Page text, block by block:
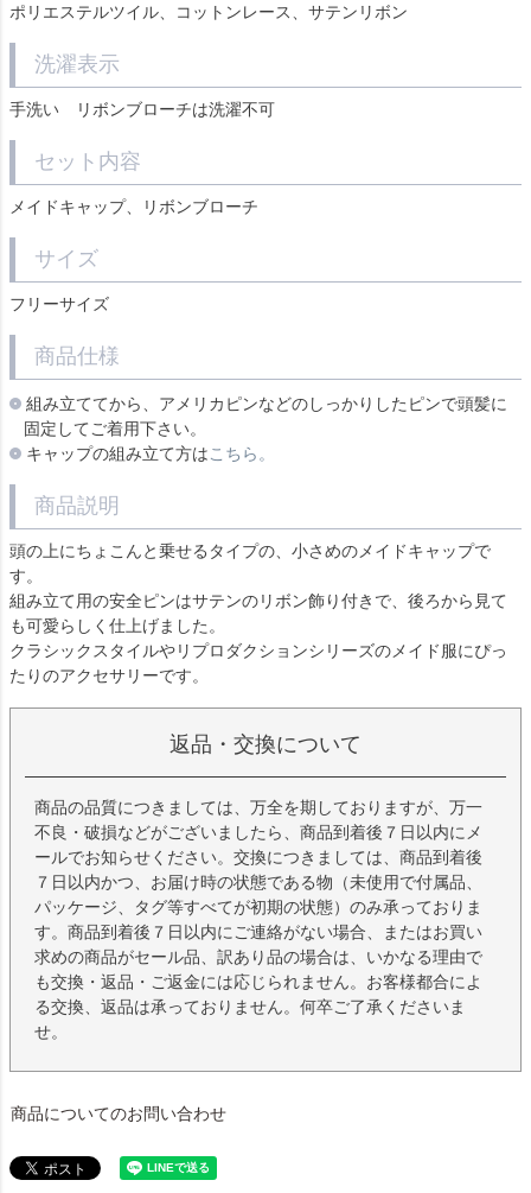
ポリエステルツイル、コットンレース、サテンリボン
洗濯表示
手洗い リボンブローチは洗濯不可
セット内容
メイドキャップ、リボンブローチ
サイズ
フリーサイズ
商品仕様
組み立ててから、アメリカピンなどのしっかりしたピンで頭髪に
固定してご着用下さい。
キャップの組み立て方はこちら。
商品説明
頭の上にちょこんと乗せるタイプの、小さめのメイドキャップで
す。
組み立て用の安全ピンはサテンのリボン飾り付きで、後ろから見て
も可愛らしく仕上げました。
クラシックスタイルやリプロダクションシリーズのメイド服にぴっ
たりのアクセサリーです。
返品・交換について
商品の品質につきましては、万全を期しておりますが、万一
不良・破損などがございましたら、商品到着後７日以内にメ
ールでお知らせください。交換につきましては、商品到着後
７日以内かつ、お届け時の状態である物（未使用で付属品、
パッケージ、タグ等すべてが初期の状態）のみ承っておりま
す。商品到着後７日以内にご連絡がない場合、またはお買い
求めの商品がセール品、訳あり品の場合は、いかなる理由で
も交換・返品・ご返金には応じられません。お客様都合によ
る交換、返品は承っておりません。何卒ご了承くださいま
せ。
商品についてのお問い合わせ